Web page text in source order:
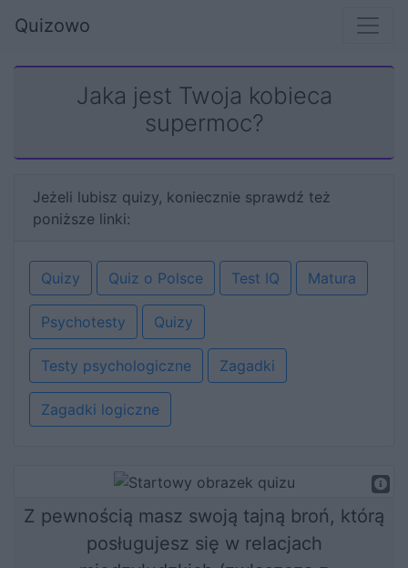
Quizowo
Jaka jest Twoja kobieca
supermoc?
Jeżeli lubisz quizy, koniecznie sprawdź też
poniższe linki:
Quizy Quiz o Polsce Test IQ Matura
Psychotesty Quizy
Testy psychologiczne Zagadki
Zagadki logiczne
Z pewnością masz swoją tajną broń, którą
posługujesz się w relacjach